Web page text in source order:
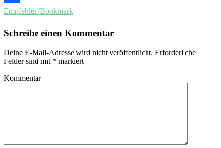
Empfehlen/Bookmark
Schreibe einen Kommentar
Deine E-Mail-Adresse wird nicht veröffentlicht. Erforderliche
Felder sind mit * markiert
Kommentar